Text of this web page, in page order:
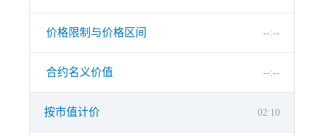
价格限制与价格区间 --:--
合约名义价值 --:--
按市值计价 02:10